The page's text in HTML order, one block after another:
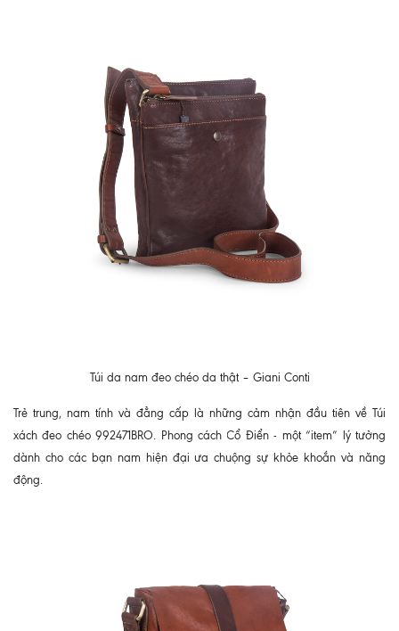
Túi da nam đeo chéo da thật – Giani Conti
Trẻ trung, nam tính và đẳng cấp là những cảm nhận đầu tiên về Túi
xách đeo chéo 992471BRO.
Phong cách Cổ Điển - một “item” lý tưởng
dành cho các bạn nam hiện đại ưa chuộng sự khỏe khoắn và năng
động.